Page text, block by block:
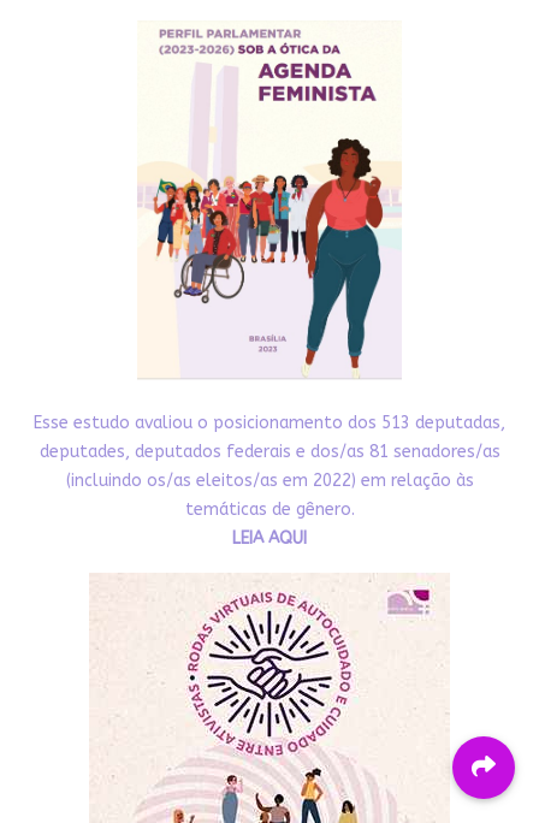
Esse estudo avaliou o posicionamento dos 513 deputadas,
deputades, deputados federais e dos/as 81 senadores/as
(incluindo os/as eleitos/as em 2022) em relação às
temáticas de gênero.
LEIA AQUI